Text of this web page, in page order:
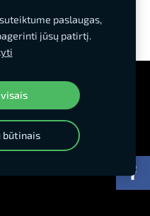
Slapukai
paslaugas,
jūsų patirtį.
būtinais